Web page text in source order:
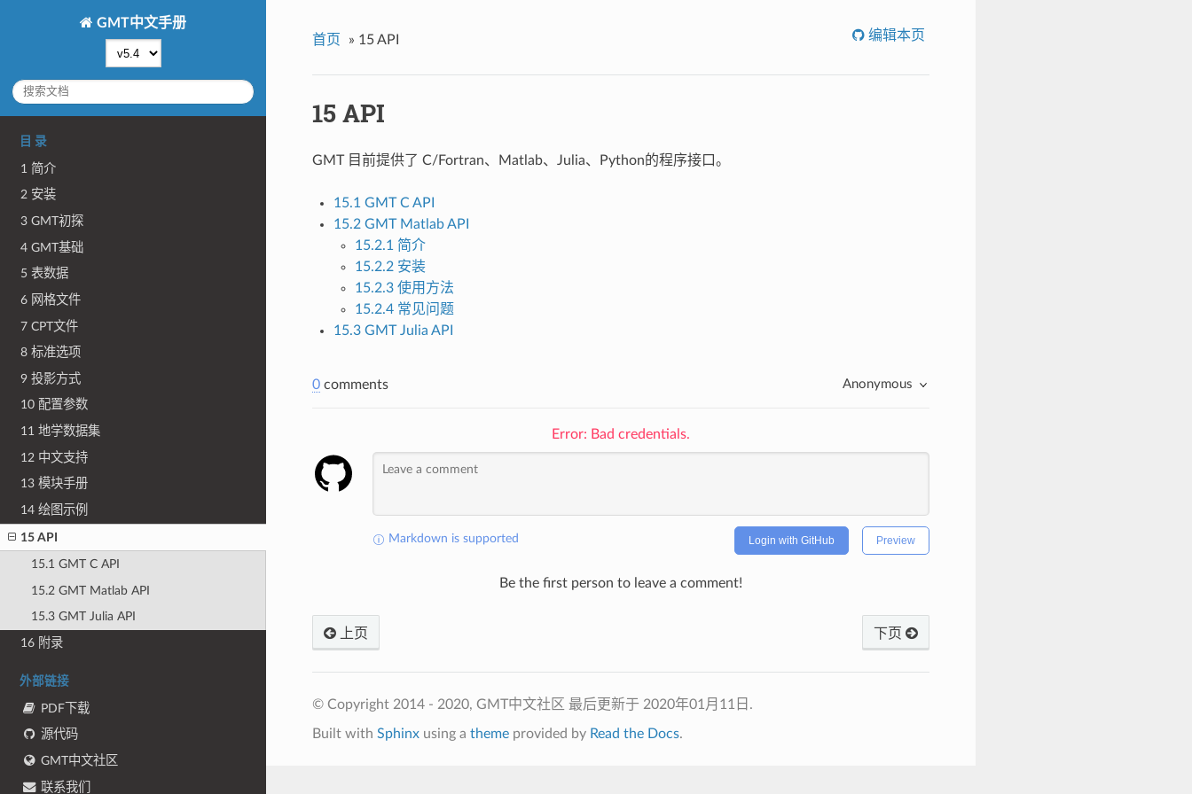
GMT中文手册
目 录
1 简介
2 安装
3 GMT初探
4 GMT基础
5 表数据
6 网格文件
7 CPT文件
8 标准选项
9 投影方式
10 配置参数
11 地学数据集
12 中文支持
13 模块手册
14 绘图示例
15 API
15.1 GMT C API
15.2 GMT Matlab API
15.3 GMT Julia API
16 附录
外部链接
PDF下载
源代码
GMT中文社区
联系我们
首页 » 15 API 编辑本页
15 API
GMT 目前提供了 C/Fortran、Matlab、Julia、Python的程序接口。
15.1 GMT C API
15.2 GMT Matlab API
15.2.1 简介
15.2.2 安装
15.2.3 使用方法
15.2.4 常见问题
15.3 GMT Julia API
0comments Anonymous
Error: Bad credentials.
Markdown is supported Preview
Login with GitHub
Be the first person to leave a comment!
下页
上页
© Copyright 2014 - 2020, GMT中文社区 最后更新于 2020年01月11日.
Built with Sphinxusing a themeprovided by Read the Docs.